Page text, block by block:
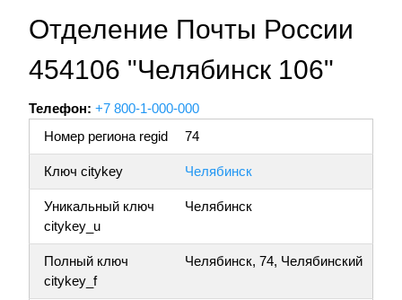
Отделение Почты России
454106 "Челябинск 106"
Телефон: +7 800-1-000-000
Номер региона regid
74
Ключ citykey Челябинск
Уникальный ключ
citykey_u
Челябинск
Полный ключ
citykey_f
Челябинск, 74, Челябинский